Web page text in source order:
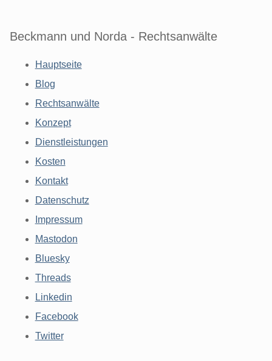
Beckmann und Norda - Rechtsanwälte
Hauptseite
Blog
Rechtsanwälte
Konzept
Dienstleistungen
Kosten
Kontakt
Datenschutz
Impressum
Mastodon
Bluesky
Threads
Linkedin
Facebook
Twitter